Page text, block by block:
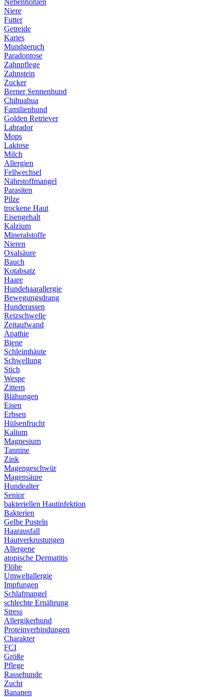
Nebenhöhlen
Niere
Futter
Getreide
Karies
Mundgeruch
Paradontose
Zahnpflege
Zahnstein
Zucker
Berner Sennenhund
Chihuahua
Familienhund
Golden Retriever
Labrador
Mops
Laktose
Milch
Allergien
Fellwechsel
Nährstoffmangel
Parasiten
Pilze
trockene Haut
Eisengehalt
Kalzium
Mineralstoffe
Nieren
Oxalsäure
Bauch
Kotabsatz
Haare
Hundehaarallergie
Bewegungsdrang
Hunderassen
Reizschwelle
Zeitaufwand
Apathie
Biene
Schleimhäute
Schwellung
Stich
Wespe
Zittern
Blähungen
Eisen
Erbsen
Hülsenfrucht
Kalium
Magnesium
Tannine
Zink
Magengeschwür
Magensäure
Hundealter
Senior
bakteriellen Hautinfektion
Bakterien
Gelbe Pusteln
Haarausfall
Hautverkrustungen
Allergene
atopische Dermatitis
Flöhe
Umweltallergie
Impfungen
Schlafmangel
schlechte Ernährung
Stress
Allergikerhund
Proteinverbindungen
Charakter
FCI
Größe
Pflege
Rassehunde
Zucht
Bananen